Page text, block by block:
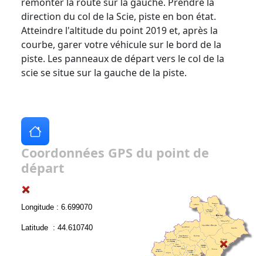
direction du col de la Scie, piste en bon état.
Atteindre l'altitude du point 2019 et, après la
courbe, garer votre véhicule sur le bord de la
piste. Les panneaux de départ vers le col de la
scie se situe sur la gauche de la piste.
Coordonnées GPS du point de
départ
Longitude : 6.699070
Latitude : 44.610740